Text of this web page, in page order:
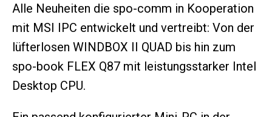
Alle Neuheiten die spo-comm in Kooperation
mit MSI IPC entwickelt und vertreibt: Von der
lüfterlosen WINDBOX II QUAD bis hin zum
spo-book FLEX Q87 mit leistungsstarker Intel
Desktop CPU.